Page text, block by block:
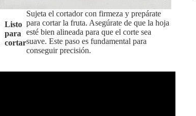
Listo
para
cortar
Sujeta el cortador con firmeza y prepárate
para cortar la fruta. Asegúrate de que la hoja
esté bien alineada para que el corte sea
suave. Este paso es fundamental para
conseguir precisión.